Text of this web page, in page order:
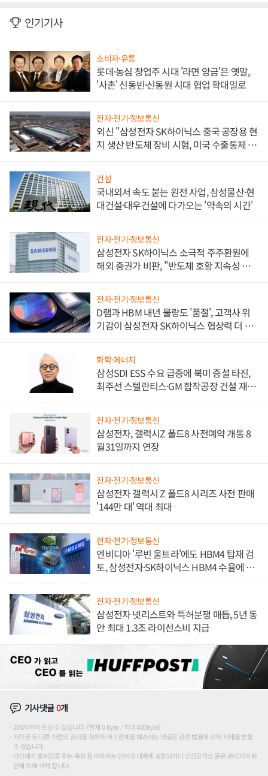
인기기사
소비자·유통
롯데·농심 창업주 시대 '라면 앙금'은 옛말,
'사촌' 신동빈·신동원 시대 협업 확대일로
전자·전기·정보통신
외신 "삼성전자 SK하이닉스 중국 공장용 현
지 생산 반도체 장비 시험, 미국 수출통제 대
건설
국내외서 속도 붙는 원전 사업, 삼성물산·현
대건설·대우건설에 다가오는 '약속의 시간'
전자·전기·정보통신
삼성전자 SK하이닉스 소극적 주주환원에
해외 증권가 비판, "반도체 호황 지속성 의
전자·전기·정보통신
D램과 HBM 내년 물량도 '품절', 고객사 위
기감이 삼성전자 SK하이닉스 협상력 더 키
화학·에너지
삼성SDI ESS 수요 급증에 북미 증설 타진,
최주선 스텔란티스·GM 합작공장 건설 재추
전자·전기·정보통신
삼성전자, 갤럭시Z 폴드8 사전예약 개통 8
월31일까지 연장
전자·전기·정보통신
삼성전자 갤럭시 Z 폴드8 시리즈 사전 판매
'144만 대' 역대 최대
전자·전기·정보통신
엔비디아 '루빈 울트라'에도 HBM4 탑재 검
토, 삼성전자·SK하이닉스 HBM4 수율에 주
전자·전기·정보통신
삼성전자 넷리스트와 특허분쟁 매듭, 5년 동
안 최대 1.3조 라이선스비 지급
기사댓글0개
200자까지 쓰실 수 있습니다. (현재 0 byte / 최대 400byte)
저작권 등 다른 사람의 권리를 침해하거나 명예를 훼손하는 댓글은 관련 법률에 의해 제재를 받을
수 있습니다.
타인에게 불쾌감을 주는 욕설 등 비하하는 단어가 내용에 포함되거나 인신공격성 글은 관리자의 판
단에 의해 삭제 합니다.